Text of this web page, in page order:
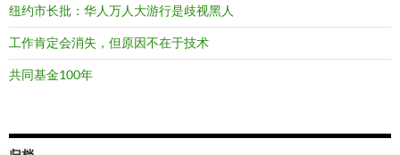
纽约市长批：华人万人大游行是歧视黑人
工作肯定会消失，但原因不在于技术
共同基金100年